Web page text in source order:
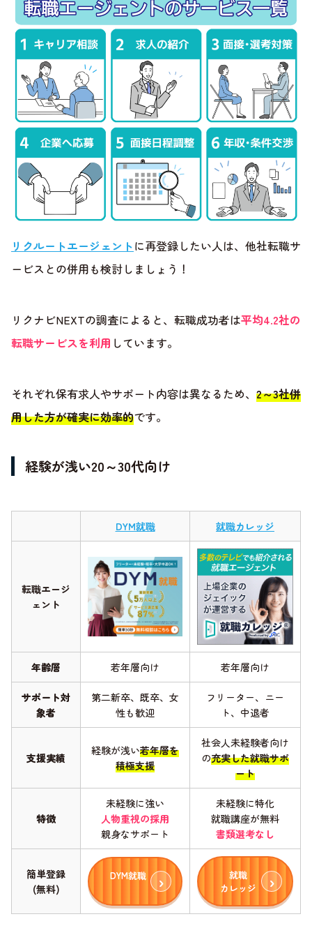
リクルートエージェントに再登録したい人は、他社転職サ
ービスとの併用も検討しましょう！
リクナビNEXTの調査によると、転職成功者は平均4.2社の
転職サービスを利用 しています。
それぞれ保有求人やサポート内容は異なるため、 2～3社併
用した方が確実に効率的です。
経験が浅い20～30代向け
DYM就職 就職カレッジ
転職エージ
ェント
年齢層 若年層向け 若年層向け
サポート対
象者
第二新卒、既卒、女
性も歓迎
フリーター、ニー
ト、中退者
支援実績
経験が浅い若年層を
積極支援
社会人未経験者向け
の充実した就職サポ
ート
特徴
未経験に強い
人物重視の採用
親身なサポート
未経験に特化
就職講座が無料
書類選考なし
簡単登録
(無料)
DYM就職
就職
カレッジ